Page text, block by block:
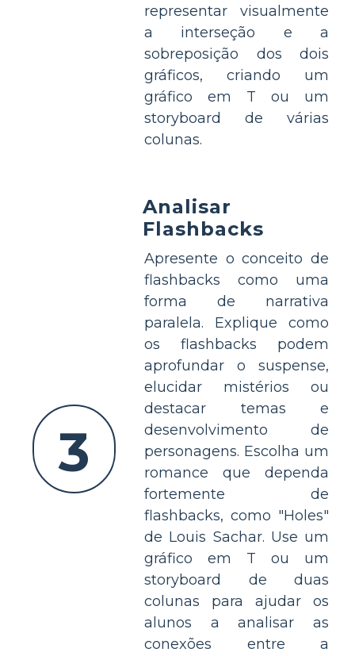
representar visualmente
a interseção e a
sobreposição dos dois
gráficos, criando um
gráfico em T ou um
storyboard de várias
colunas.
3
Analisar
Flashbacks
Apresente o conceito de
flashbacks como uma
forma de narrativa
paralela. Explique como
os flashbacks podem
aprofundar o suspense,
elucidar mistérios ou
destacar temas e
desenvolvimento de
personagens. Escolha um
romance que dependa
fortemente de
flashbacks, como "Holes"
de Louis Sachar. Use um
gráfico em T ou um
storyboard de duas
colunas para ajudar os
alunos a analisar as
conexões entre a